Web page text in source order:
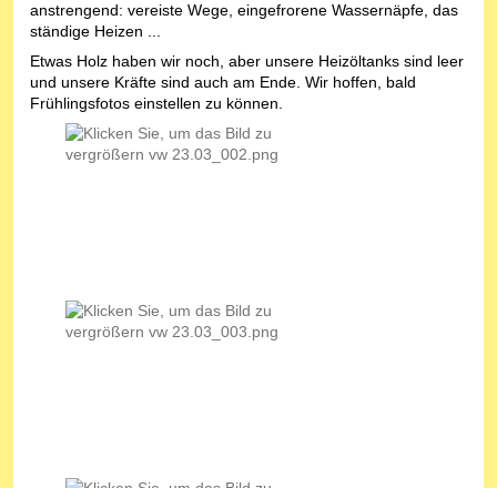
anstrengend: vereiste Wege, eingefrorene Wassernäpfe, das
ständige Heizen ...
Etwas Holz haben wir noch, aber unsere Heizöltanks sind leer
und unsere Kräfte sind auch am Ende. Wir hoffen, bald
Frühlingsfotos einstellen zu können.